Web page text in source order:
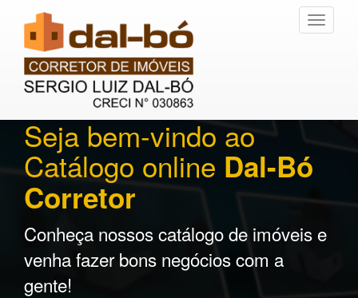
Toggle
Seja bem-vindo ao
Catálogo online Dal-Bó
Corretor
Conheça nossos catálogo de imóveis e
venha fazer bons negócios com a
gente!